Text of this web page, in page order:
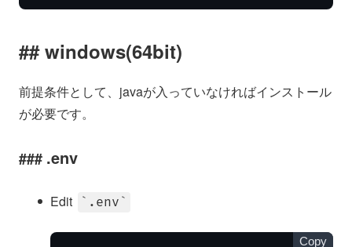
windows(64bit)
前提条件として、javaが入っていなければインストール
が必要です。
.env
Edit .env
Copy